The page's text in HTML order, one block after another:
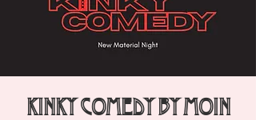
Kinky Comedy by Moin